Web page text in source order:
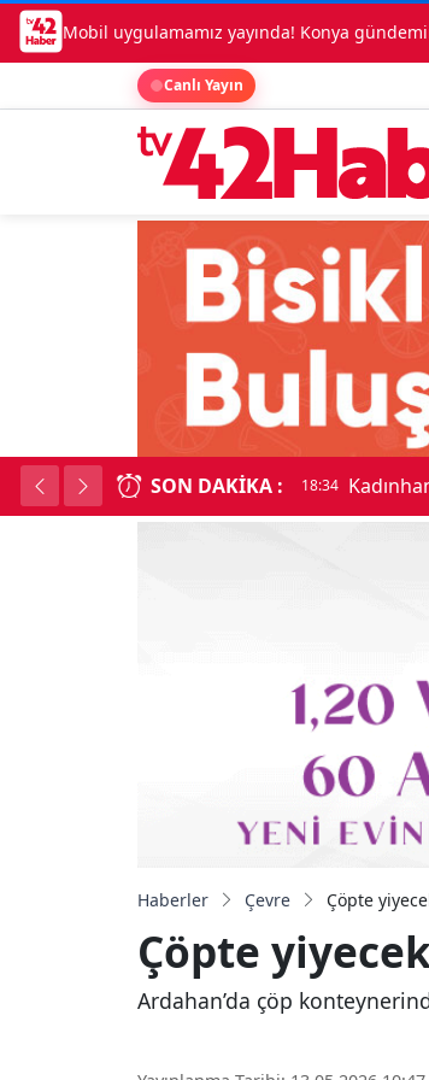
Mobil uygulamamız yayında! Konya
Canlı Yayın
SON DAKIKA : 18:34
Haberler Çevre Çöpte
Çöpte
Ardahan’da çöp